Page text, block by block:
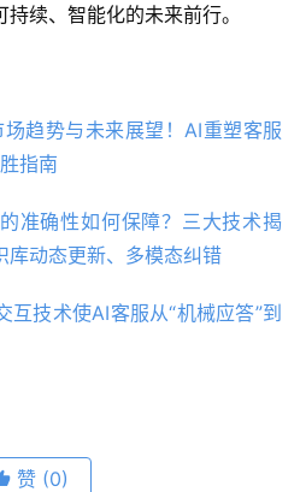
续、智能化的未来前行。
趋势与未来展望！AI重塑客服
指南
准确性如何保障？三大技术揭
库动态更新、多模态纠错
互技术使AI客服从“机械应答”到
赞 (0)